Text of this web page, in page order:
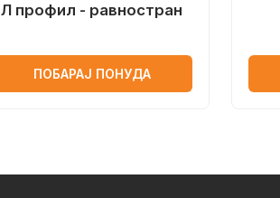
Л профил - равностран
ПОБАРАЈ ПОНУДА